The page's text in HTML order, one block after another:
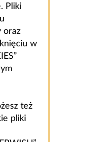
Pliki
oraz
w
też
pliki